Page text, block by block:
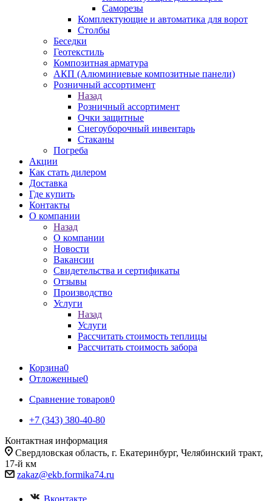
Саморезы
Комплектующие и автоматика для ворот
Столбы
Беседки
Геотекстиль
Композитная арматура
АКП (Алюминиевые композитные панели)
Розничный ассортимент
Назад
Розничный ассортимент
Очки защитные
Снегоуборочный инвентарь
Стаканы
Погреба
Акции
Как стать дилером
Доставка
Где купить
Контакты
О компании
Назад
О компании
Новости
Вакансии
Свидетельства и сертификаты
Отзывы
Производство
Услуги
Назад
Услуги
Рассчитать стоимость теплицы
Рассчитать стоимость забора
Корзина0
Отложенные0
Сравнение товаров0
+7 (343) 380-40-80
Контактная информация
Свердловская область, г. Екатеринбург, Челябинский тракт,
17-й км
zakaz@ekb.formika74.ru
Вконтакте